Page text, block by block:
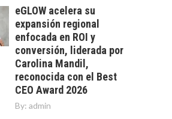
avances y desafíos…
LA
TRANSFORMACIÓN
DE LOS RECURSOS
HUMANOS EN LAS
EMPRESAS
CHILENAS
La transformación
estratégica de los
FINANCIAMIENTO
eGLOW acelera su
expansión regional
enfocada en ROI y
conversión, liderada por
Carolina Mandil,
reconocida con el Best
CEO Award 2026
By: admin